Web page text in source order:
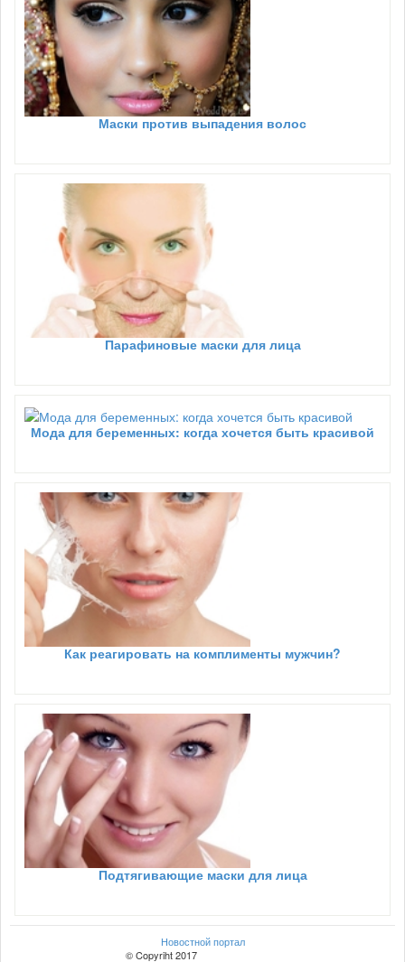
Маски против выпадения волос
Парафиновые маски для лица
Мода для беременных: когда хочется быть красивой
Как реагировать на комплименты мужчин?
Подтягивающие маски для лица
Новостной портал
© Copyriht 2017